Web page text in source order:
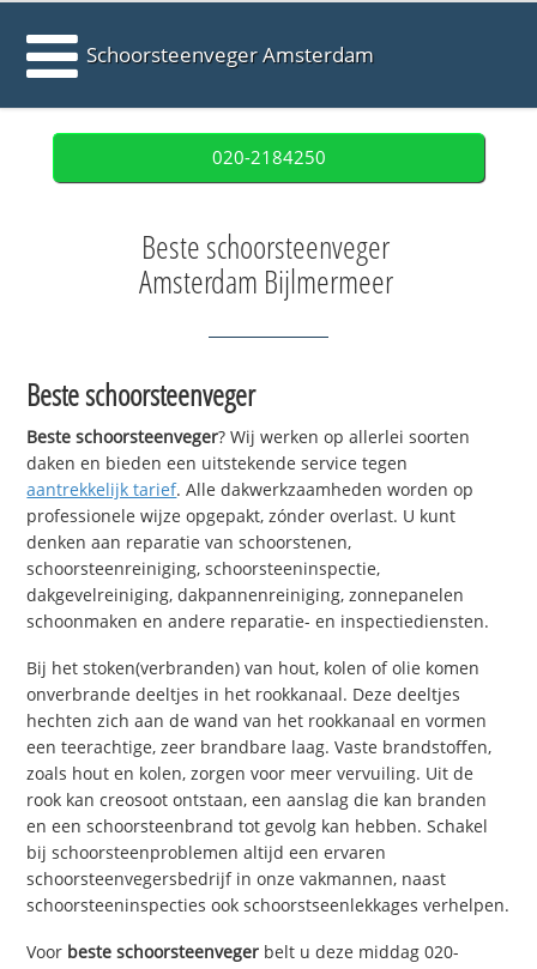
Schoorsteenveger Amsterdam
020-2184250
Beste schoorsteenveger
Amsterdam Bijlmermeer
Beste schoorsteenveger
Beste schoorsteenveger? Wij werken op allerlei soorten
daken en bieden een uitstekende service tegen
aantrekkelijk tarief. Alle dakwerkzaamheden worden op
professionele wijze opgepakt, zónder overlast. U kunt
denken aan reparatie van schoorstenen,
schoorsteenreiniging, schoorsteeninspectie,
dakgevelreiniging, dakpannenreiniging, zonnepanelen
schoonmaken en andere reparatie- en inspectiediensten.
Bij het stoken(verbranden) van hout, kolen of olie komen
onverbrande deeltjes in het rookkanaal. Deze deeltjes
hechten zich aan de wand van het rookkanaal en vormen
een teerachtige, zeer brandbare laag. Vaste brandstoffen,
zoals hout en kolen, zorgen voor meer vervuiling. Uit de
rook kan creosoot ontstaan, een aanslag die kan branden
en een schoorsteenbrand tot gevolg kan hebben. Schakel
bij schoorsteenproblemen altijd een ervaren
schoorsteenvegersbedrijf in onze vakmannen, naast
schoorsteeninspecties ook schoorstseenlekkages verhelpen.
Voor beste schoorsteenveger belt u deze middag 020-